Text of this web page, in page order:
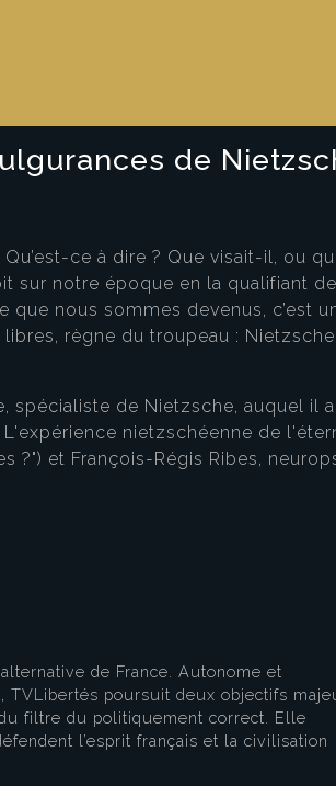
cookies
de
ce à dire ? Que visait-il, ou
sur notre époque en la qualifiant
nous sommes devenus, c’est
règne du troupeau :
spécialiste de Nietzsche, auquel il
nietzschéenne de
?") et François-Régis Ribes,
de France. Autonome et
TVLibertés poursuit deux objectifs
filtre du politiquement correct. Elle
l’esprit français et la civilisation